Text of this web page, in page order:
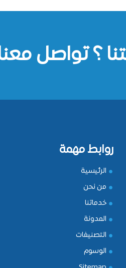
؟ تواصل معنا
روابط مهمة
الرئيسية
من نحن
خدماتنا
المدونة
التصنيفات
الوسوم